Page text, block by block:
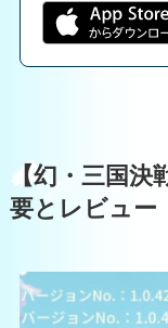
【幻・三国決
要とレビュー